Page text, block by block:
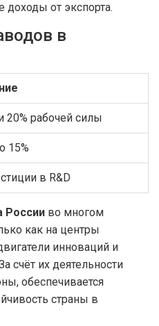
доходы от экспорта.
в
20% рабочей силы
15%
в R&D
России во многом
как на центры
инноваций и
счёт их деятельности
обеспечивается
страны в